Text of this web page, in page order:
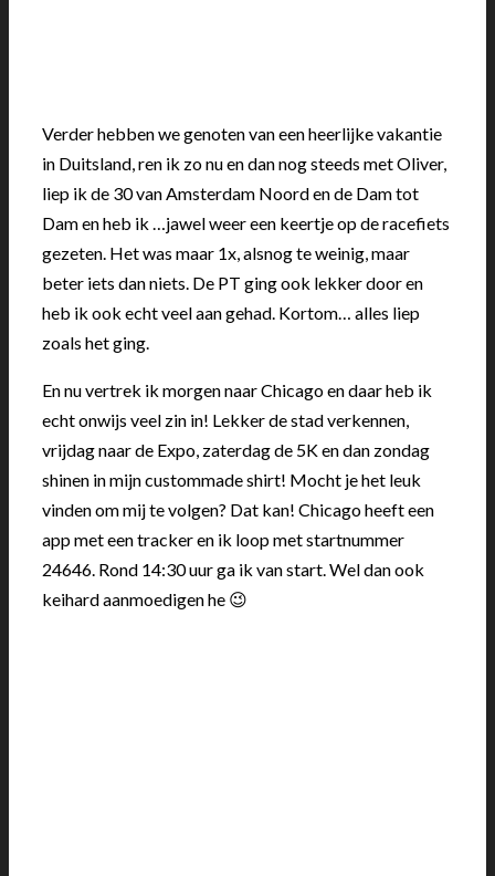
Verder hebben we genoten van een heerlijke vakantie
in Duitsland, ren ik zo nu en dan nog steeds met Oliver,
liep ik de 30 van Amsterdam Noord en de Dam tot
Dam en heb ik …jawel weer een keertje op de racefiets
gezeten. Het was maar 1x, alsnog te weinig, maar
beter iets dan niets. De PT ging ook lekker door en
heb ik ook echt veel aan gehad. Kortom… alles liep
zoals het ging.
En nu vertrek ik morgen naar Chicago en daar heb ik
echt onwijs veel zin in! Lekker de stad verkennen,
vrijdag naar de Expo, zaterdag de 5K en dan zondag
shinen in mijn custommade shirt! Mocht je het leuk
vinden om mij te volgen? Dat kan! Chicago heeft een
app met een tracker en ik loop met startnummer
24646. Rond 14:30 uur ga ik van start. Wel dan ook
keihard aanmoedigen he 😉